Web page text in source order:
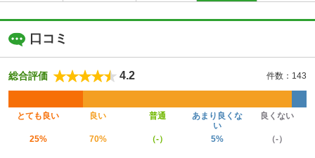
口コミ
総合評価 4.2 件数：143
とても良い 良い 普通
あまり良くな
い
良くない
25% 70% （-） 5% （-）